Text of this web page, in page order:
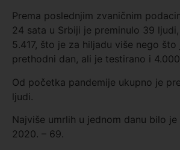
Prema poslednjim zvaničnim
24 sata u Srbiji je preminulo 39
5.417, što je za hiljadu više nego
prethodni dan, ali je testirano i
Od početka pandemije ukupno je
ljudi.
Najviše umrlih u jednom danu bilo je
2020. – 69.